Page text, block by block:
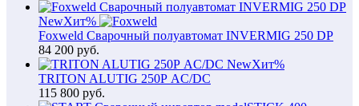
NewХит%
Foxweld Сварочный полуавтомат INVERMIG 250 DP
84 200 руб.
NewХит%
TRITON ALUTIG 250Р AC/DC
115 800 руб.